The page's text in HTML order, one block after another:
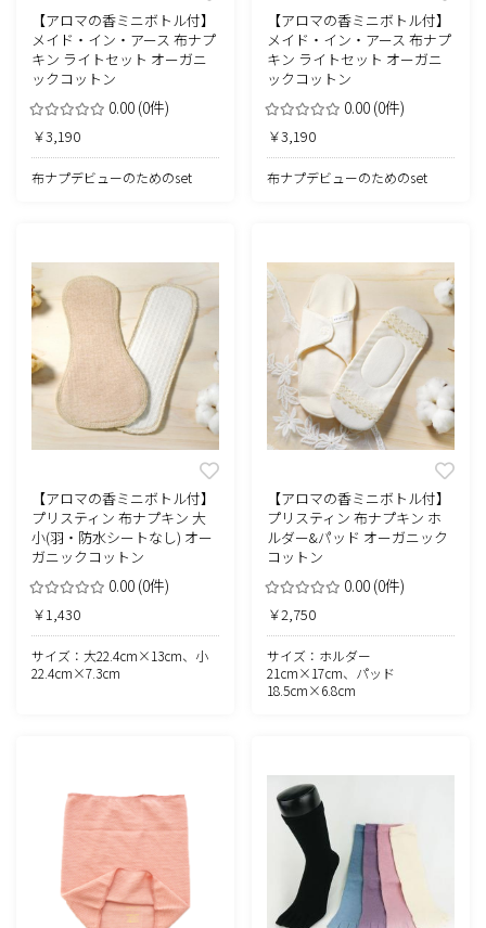
【アロマの香ミニボトル付】
メイド・イン・アース 布ナプ
キン ライトセット オーガニ
ックコットン
0.00 (0件)
￥3,190
布ナプデビューのためのset
【アロマの香ミニボトル付】
メイド・イン・アース 布ナプ
キン ライトセット オーガニ
ックコットン
0.00 (0件)
￥3,190
布ナプデビューのためのset
【アロマの香ミニボトル付】
プリスティン 布ナプキン 大
小(羽・防水シートなし) オー
ガニックコットン
0.00 (0件)
￥1,430
サイズ：大22.4cm×13cm、小
22.4cm×7.3cm
【アロマの香ミニボトル付】
プリスティン 布ナプキン ホ
ルダー&パッド オーガニック
コットン
0.00 (0件)
￥2,750
サイズ：ホルダー
21cm×17cm、パッド
18.5cm×6.8cm